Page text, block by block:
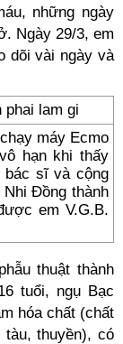
những ngày
Ngày 29/3, em
dõi vài ngày và
máy Ecmo
hạn khi thấy
bác sĩ và cộng
Đồng thành
em V.G.B.
thuật thành
tuổi, ngụ Bạc
hóa chất (chất
tàu, thuyền), có